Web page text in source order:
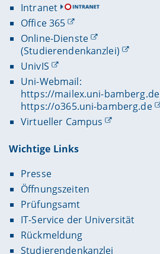
Intranet
Office 365
Online-Dienste
(Studierendenkanzlei)
UnivIS
Uni-Webmail:
https://mailex.uni-bamberg.de
https://o365.uni-bamberg.de
Virtueller Campus
Wichtige Links
Presse
Öffnungszeiten
Prüfungsamt
IT-Service der Universität
Rückmeldung
Studierendenkanzlei